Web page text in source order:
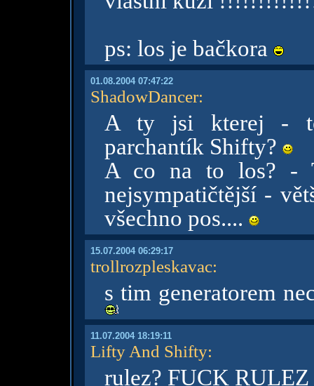
ps: los je bačkora
01.08.2004 07:47:22
ShadowDancer:
A ty jsi kterej -
parchantík Shifty?
A co na to los? -
nejsympatičtější -
všechno pos....
15.07.2004 06:29:17
trollrozpleskavac:
s tim generatorem
11.07.2004 18:19:11
Lifty And Shifty:
rulez? FUCK RULEZ